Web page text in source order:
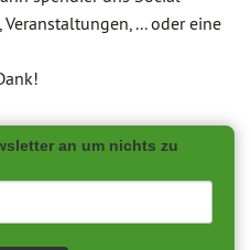
... oder eine
an um nichts zu